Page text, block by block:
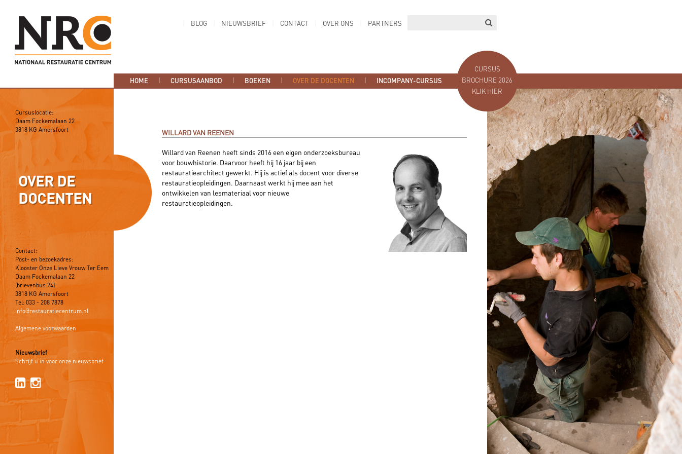
BLOG NIEUWSBRIEF CONTACT OVER ONS PARTNERS
HOME CURSUSAANBOD BOEKEN OVER DE DOCENTEN INCOMPANY-CURSUS
Cursuslocatie:
Daam Fockemalaan 22
3818 KG Amersfoort
OVER DE
DOCENTEN
Contact:
Post- en bezoekadres:
Klooster Onze Lieve Vrouw Ter Eem
Daam Fockemalaan 22
(brievenbus 24)
3818 KG Amersfoort
Tel: 033 - 208 7878
info@restauratiecentrum.nl
Algemene voorwaarden
Nieuwsbrief
Schrijf u in voor onze nieuwsbrief
WILLARD VAN REENEN
Willard van Reenen heeft sinds 2016 een eigen onderzoeksbureau
voor bouwhistorie. Daarvoor heeft hij 16 jaar bij een
restauratiearchitect gewerkt. Hij is actief als docent voor diverse
restauratieopleidingen. Daarnaast werkt hij mee aan het
ontwikkelen van lesmateriaal voor nieuwe
restauratieopleidingen.
CURSUS
BROCHURE 2026
KLIK HIER